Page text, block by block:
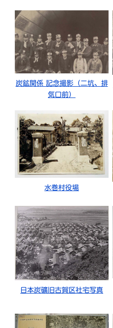
炭鉱関係 記念撮影（二坑、排
気口前）
水巻村役場
日本炭礦旧古賀区社宅写真